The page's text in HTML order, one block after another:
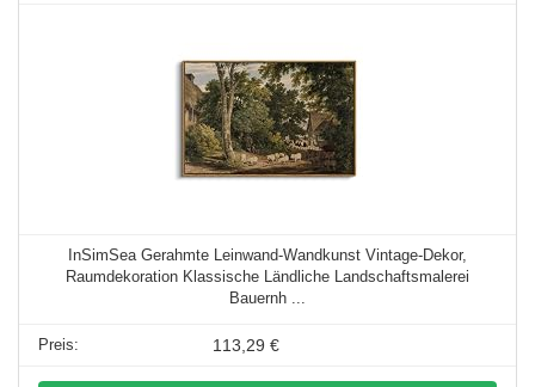
InSimSea Gerahmte Leinwand-Wandkunst Vintage-Dekor,
Raumdekoration Klassische Ländliche Landschaftsmalerei
Bauernh ...
113,29 €